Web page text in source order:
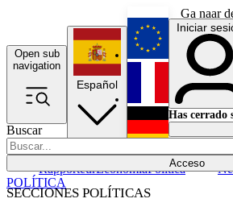
Ga naar
Open sub
navigation
Buscar
Acceso
SECCIONES POLÍTICAS
RapporteurEconomíaPolítica
Español
English
Français
Iniciar
Has cerrado
POLÍTICA